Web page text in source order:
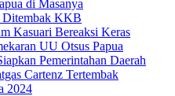
di Masanya
Ditembak KKB
Kasuari Bereaksi Keras
UU Otsus Papua
Pemerintahan Daerah
Cartenz Tertembak
2024